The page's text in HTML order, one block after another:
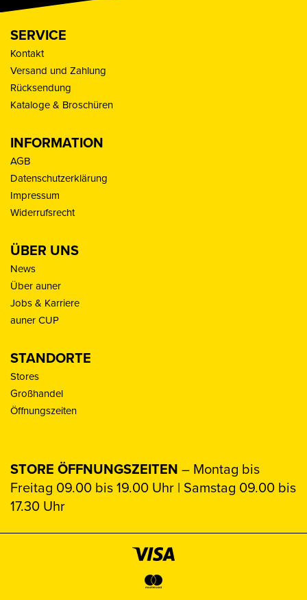
SERVICE
Kontakt
Versand und Zahlung
Rücksendung
Kataloge & Broschüren
INFORMATION
AGB
Datenschutzerklärung
Impressum
Widerrufsrecht
ÜBER UNS
News
Über auner
Jobs & Karriere
auner CUP
STANDORTE
Stores
Großhandel
Öffnungszeiten
STORE ÖFFNUNGSZEITEN – Montag bis
Freitag 09.00 bis 19.00 Uhr | Samstag 09.00 bis
17.30 Uhr